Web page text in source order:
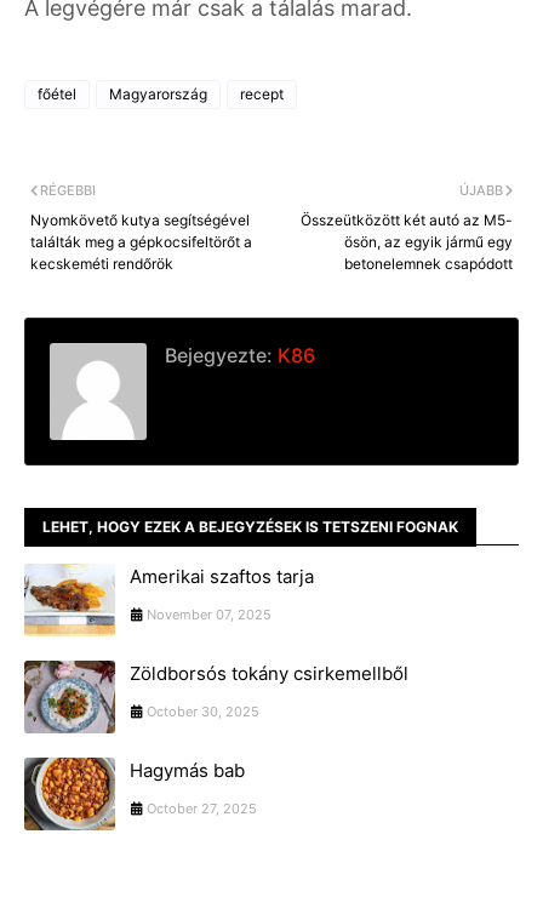
A legvégére már csak a tálalás marad.
főétel Magyarország recept
ÚJABB
Összeütközött két autó az M5-
ösön, az egyik jármű egy
betonelemnek csapódott
RÉGEBBI
Nyomkövető kutya segítségével
találták meg a gépkocsifeltörőt a
kecskeméti rendőrök
Bejegyezte: K86
LEHET, HOGY EZEK A BEJEGYZÉSEK IS TETSZENI FOGNAK
Amerikai szaftos tarja
November 07, 2025
Zöldborsós tokány csirkemellből
October 30, 2025
Hagymás bab
October 27, 2025